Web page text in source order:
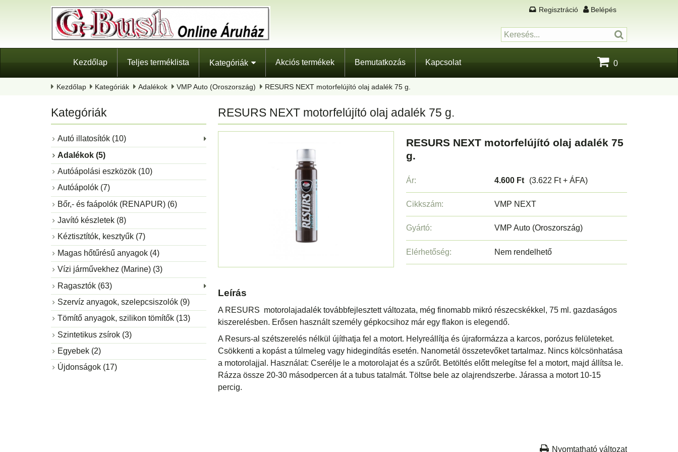
Regisztráció Belépés
Kezdőlap Teljes terméklista Kategóriák Akciós termékek Bemutatkozás Kapcsolat 0
Kezdőlap Kategóriák Adalékok VMP Auto (Oroszország) RESURS NEXT motorfelújító olaj adalék 75 g.
RESURS NEXT motorfelújító olaj adalék 75 g.
RESURS NEXT motorfelújító olaj adalék 75
g.
Ár: 4.600 Ft (3.622 Ft + ÁFA)
Cikkszám: VMP NEXT
Gyártó: VMP Auto (Oroszország)
Elérhetőség: Nem rendelhető
Leírás
A RESURS motorolajadalék továbbfejlesztett változata, még finomabb mikró részecskékkel, 75 ml. gazdaságos
kiszerelésben. Erősen használt személy gépkocsihoz már egy flakon is elegendő.
A Resurs-al szétszerelés nélkül újíthatja fel a motort. Helyreállítja és újraformázza a karcos, porózus felületeket.
Csökkenti a kopást a túlmeleg vagy hidegindítás esetén. Nanometál összetevőket tartalmaz. Nincs kölcsönhatása
a motorolajjal. Használat: Cserélje le a motorolajat és a szűrőt. Betöltés előtt melegítse fel a motort, majd állítsa le.
Rázza össze 20-30 másodpercen át a tubus tatalmát. Töltse bele az olajrendszerbe. Járassa a motort 10-15
percig.
Nyomtatható változat
Kategóriák
Autó illatosítók (10)
Adalékok (5)
Autóápolási eszközök (10)
Autóápolók (7)
Bőr,- és faápolók (RENAPUR) (6)
Javító készletek (8)
Kéztisztítók, kesztyűk (7)
Magas hőtűrésű anyagok (4)
Vízi járművekhez (Marine) (3)
Ragasztók (63)
Szervíz anyagok, szelepcsiszolók (9)
Tömítő anyagok, szilikon tömítők (13)
Szintetikus zsírok (3)
Egyebek (2)
Újdonságok (17)